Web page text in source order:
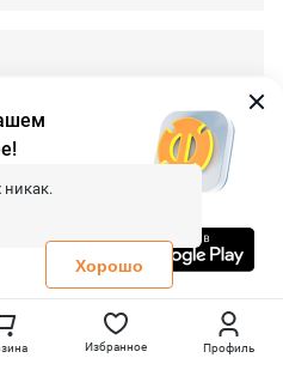
Избранное Профиль
никак.
Хорошо